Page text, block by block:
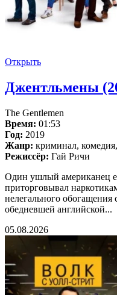
Открыть
Джентльмены
The Gentlemen
Время: 01:53
Год: 2019
Жанр: криминал,
Режиссёр: Гай Ричи
Один ушлый американец
приторговывал
нелегального обогащения
обедневшей английской...
05.08.2026